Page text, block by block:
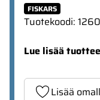
FISKARS
Tuotekoodi:
Lue lisää
Lisää